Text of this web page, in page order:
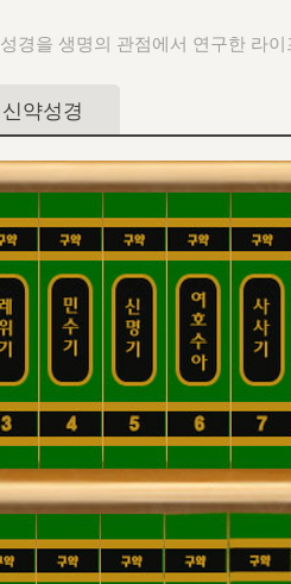
성경을 생명의 관점에서 연구한 라
신약성경